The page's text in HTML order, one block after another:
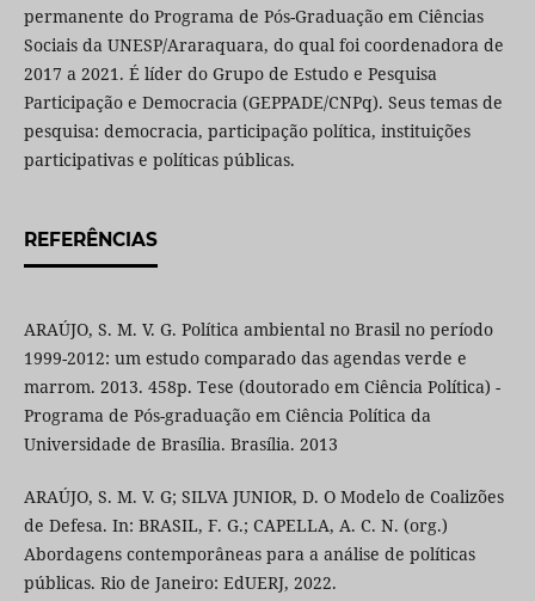
permanente do Programa de Pós-Graduação em Ciências
Sociais da UNESP/Araraquara, do qual foi coordenadora de
2017 a 2021. É líder do Grupo de Estudo e Pesquisa
Participação e Democracia (GEPPADE/CNPq). Seus temas de
pesquisa: democracia, participação política, instituições
participativas e políticas públicas.
REFERÊNCIAS
ARAÚJO, S. M. V. G. Política ambiental no Brasil no período
1999-2012: um estudo comparado das agendas verde e
marrom. 2013. 458p. Tese (doutorado em Ciência Política) -
Programa de Pós-graduação em Ciência Política da
Universidade de Brasília. Brasília. 2013
ARAÚJO, S. M. V. G; SILVA JUNIOR, D. O Modelo de Coalizões
de Defesa. In: BRASIL, F. G.; CAPELLA, A. C. N. (org.)
Abordagens contemporâneas para a análise de políticas
públicas. Rio de Janeiro: EdUERJ, 2022.